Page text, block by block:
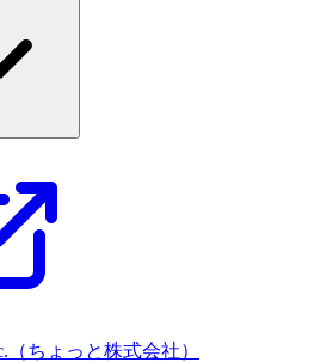
（ちょっと株式会社）